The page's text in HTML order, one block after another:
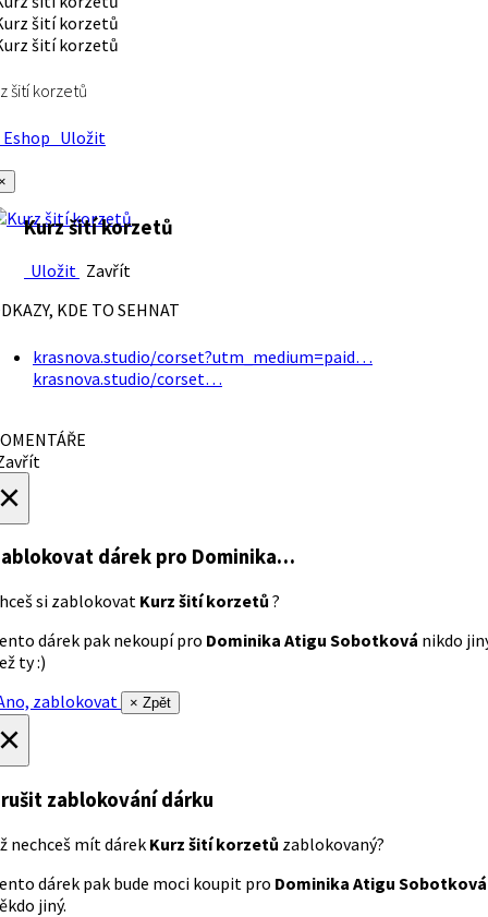
šití korzetů
Uložit
Kurz šití korzetů
Uložit Zavřít
KDE TO SEHNAT
krasnova.studio/corset?utm_medium=paid…
krasnova.studio/corset…
dárek pro Dominika…
si zablokovat Kurz šití korzetů ?
dárek pak nekoupí pro Dominika Atigu Sobotková nikdo
ty :)
zablokovat
× Zpět
zablokování dárku
nechceš mít dárek Kurz šití korzetů zablokovaný?
dárek pak bude moci koupit pro Dominika Atigu Sobotková
jiný.